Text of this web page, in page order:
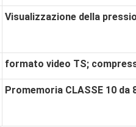
Visualizzazione della
formato video TS;
Promemoria CLASSE 10 da